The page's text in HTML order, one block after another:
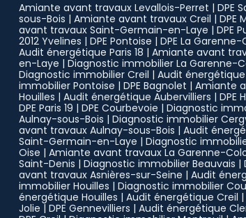
Amiante avant travaux Levallois-Perret | DPE
sous-Bois | Amiante avant travaux Creil | DPE
avant travaux Saint-Germain-en-Laye | DPE
2012 Yvelines | DPE Pontoise | DPE La
Audit énergétique Paris 18 | Amiante avant
en-Laye | Diagnostic immobilier La Garenne-
Diagnostic immobilier Creil | Audit énergétique
immobilier Pontoise | DPE Bagnolet | Amiante
Houilles | Audit énergétique Aubervilliers | DPE
DPE Paris 19 | DPE Courbevoie | Diagnostic
Aulnay-sous-Bois | Diagnostic immobilier
avant travaux Aulnay-sous-Bois | Audit
Saint-Germain-en-Laye | Diagnostic
Oise | Amiante avant travaux La Garenne-
Saint-Denis | Diagnostic immobilier Beauvais |
avant travaux Asnières-sur-Seine | Audit
immobilier Houilles | Diagnostic immobilier
énergétique Houilles | Audit énergétique Creil |
Jolie | DPE Gennevilliers | Audit énergétique